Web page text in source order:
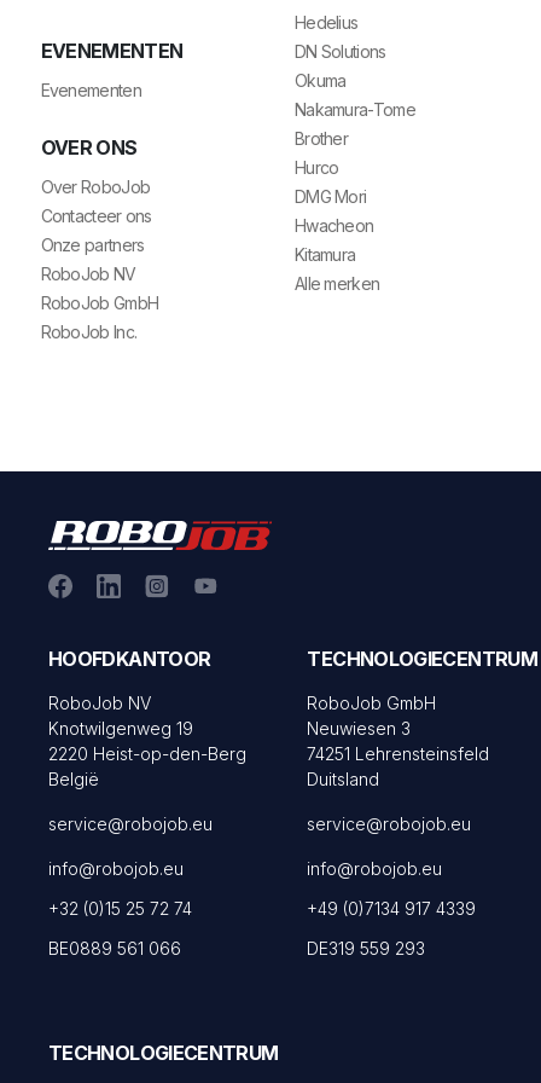
EVENEMENTEN
Evenementen
OVER ONS
Over RoboJob
Contacteer ons
Onze partners
RoboJob NV
RoboJob GmbH
RoboJob Inc.
Hedelius
DN Solutions
Okuma
Nakamura-Tome
Brother
Hurco
DMG Mori
Hwacheon
Kitamura
Alle merken
HOOFDKANTOOR
RoboJob NV
Knotwilgenweg 19
2220 Heist-op-den-Berg
België
service@robojob.eu
info@robojob.eu
+32 (0)15 25 72 74
BE0889 561 066
TECHNOLOGIECENTRUM
RoboJob GmbH
Neuwiesen 3
74251 Lehrensteinsfeld
Duitsland
service@robojob.eu
info@robojob.eu
+49 (0)7134 917 4339
DE319 559 293
TECHNOLOGIECENTRUM